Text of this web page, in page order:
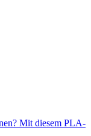
Mit diesem PLA-